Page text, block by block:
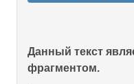
Данный текст
фрагментом.